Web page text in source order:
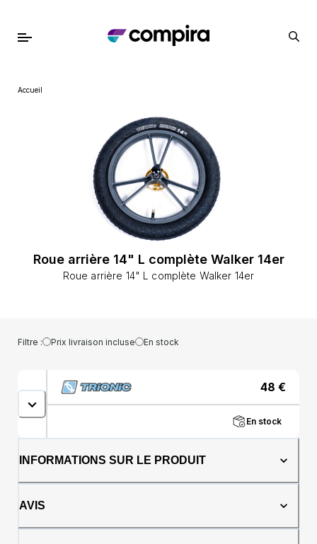
Accueil
Roue arrière 14" L complète Walker 14er
Roue arrière 14" L complète Walker 14er
Filtre : Prix livraison incluse En stock
48 €
En stock
INFORMATIONS SUR LE PRODUIT
AVIS